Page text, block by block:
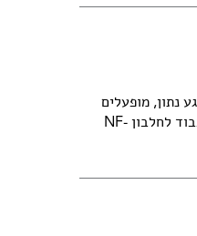
נתון, מופעלים
גנים והופכים לחלבונים, שמור מקום של כבוד לחלבון NF-